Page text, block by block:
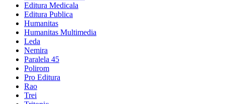
Editura Medicala
Editura Publica
Humanitas
Humanitas Multimedia
Leda
Nemira
Paralela 45
Polirom
Pro Editura
Rao
Trei